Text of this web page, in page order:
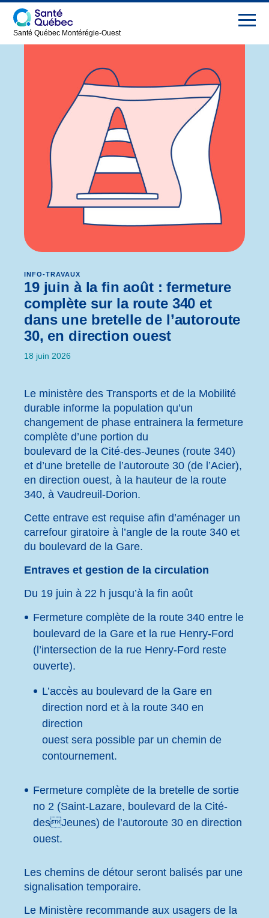
Santé Québec Montérégie-Ouest
Nous joindre
English
INFO-TRAVAUX
19 juin à la fin août : fermeture
complète sur la route 340 et
dans une bretelle de l’autoroute
30, en direction ouest
18 juin 2026
Le ministère des Transports et de la Mobilité
durable informe la population qu’un
changement de phase entrainera la fermeture
complète d’une portion du
boulevard de la Cité-des-Jeunes (route 340)
et d’une bretelle de l’autoroute 30 (de l’Acier),
en direction ouest, à la hauteur de la route
340, à Vaudreuil-Dorion.
Cette entrave est requise afin d’aménager un
carrefour giratoire à l’angle de la route 340 et
du boulevard de la Gare.
Entraves et gestion de la circulation
Du 19 juin à 22 h jusqu’à la fin août
Fermeture complète de la route 340 entre le
boulevard de la Gare et la rue Henry-Ford
(l’intersection de la rue Henry-Ford reste
ouverte).
L’accès au boulevard de la Gare en
direction nord et à la route 340 en
direction
ouest sera possible par un chemin de
contournement.
Fermeture complète de la bretelle de sortie
no 2 (Saint-Lazare, boulevard de la Cité-
desJeunes) de l’autoroute 30 en direction
ouest.
Les chemins de détour seront balisés par une
signalisation temporaire.
Le Ministère recommande aux usagers de la